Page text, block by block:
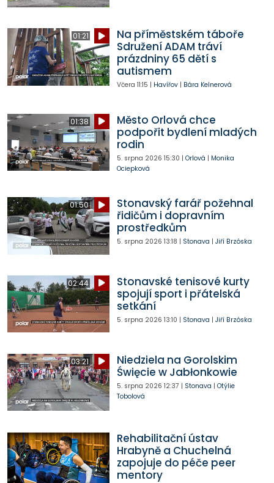
01:21
Na příměstském táboře
Sdružení ADAM tráví
prázdniny 65 dětí s
autismem
Včera 11:15 | Havířov| Bára Kelnerová
01:38
Město Orlová chce
podpořit bydlení mladých
rodin
5. srpna 2026 15:30 | Orlová | Monika
Ociepková
01:50
Stonavský farář požehnal
řidičům i dopravním
prostředkům
5. srpna 2026 13:18 | Stonava | Jiří Brzóska
02:44
Stonavské tenisové kurty
spojují sport i přátelská
setkání
5. srpna 2026 13:10 | Stonava | Jiří Brzóska
03:21
Niedziela na Gorolskim
Święcie w Jabłonkowie
5. srpna 2026 12:37 | Stonava | Otýlie
Tobolová
Rehabilitační ústav
Hrabyně a Chuchelná
zapojuje do péče peer
mentory